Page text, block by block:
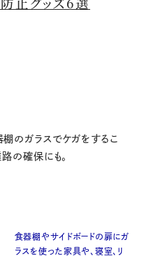
のガラスでケガをするこ
の確保にも。
食器棚やサイドボードの扉にガ
ラスを使った家具や、寝室、リ